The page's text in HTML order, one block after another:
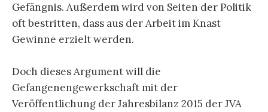
Gefängnis. Außerdem wird von Seiten der Politik
oft bestritten, dass aus der Arbeit im Knast
Gewinne erzielt werden.
Doch dieses Argument will die
Gefangenengewerkschaft mit der
Veröffentlichung der Jahresbilanz 2015 der JVA